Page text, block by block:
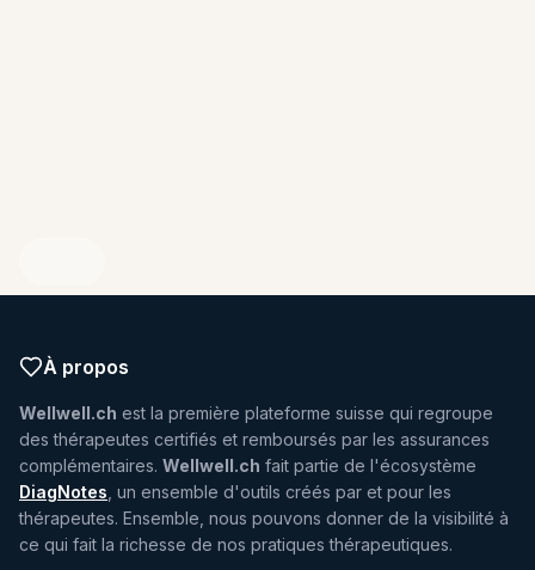
À propos
Wellwell.ch est la première plateforme suisse qui regroupe
des thérapeutes certifiés et remboursés par les assurances
complémentaires. Wellwell.ch fait partie de l'écosystème
DiagNotes , un ensemble d'outils créés par et pour les
thérapeutes. Ensemble, nous pouvons donner de la visibilité à
ce qui fait la richesse de nos pratiques thérapeutiques.